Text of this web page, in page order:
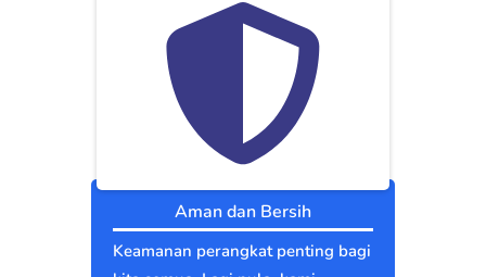
Aman dan Bersih
Keamanan perangkat penting bagi